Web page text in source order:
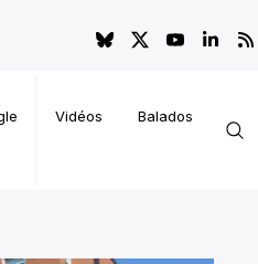
Vidéos Balados